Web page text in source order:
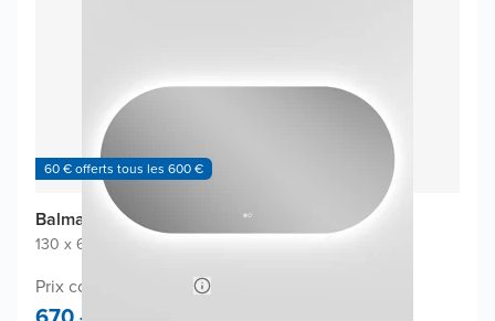
60 € offerts tous les 600 €
Balmani Cloud Touch miroir
130 x 65 cm Miroir sans cadre
Prix conseillé 1.280,-